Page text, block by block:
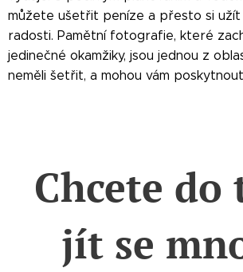
můžete ušetřit peníze a přesto si užít
radosti. Pamětní fotografie, které
jedinečné okamžiky, jsou jednou z
neměli šetřit, a mohou vám
Chcete do
jít se